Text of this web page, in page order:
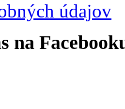
údajov
na